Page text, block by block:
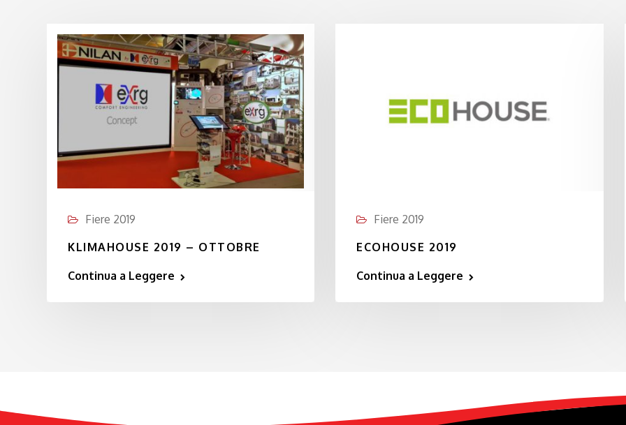
Fiere 2019
KLIMAHOUSE 2019 – OTTOBRE
Continua a Leggere
Fiere 2019
ECOHOUSE 2019
Continua a Leggere